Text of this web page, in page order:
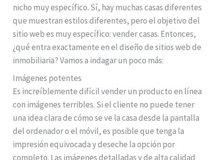
nicho muy específico. Sí, hay muchas casas diferentes
que muestran estilos diferentes, pero el objetivo del
sitio web es muy específico: vender casas. Entonces,
¿qué entra exactamente en el diseño de sitios web de
inmobiliaria? Vamos a indagar un poco más:
Imágenes potentes
Es increíblemente difícil vender un producto en línea
con imágenes terribles. Si el cliente no puede tener
una idea clara de cómo se ve la casa desde la pantalla
del ordenador o el móvil, es posible que tenga la
impresión equivocada y deseche la opción por
completo. Las imágenes detalladas y de alta calidad